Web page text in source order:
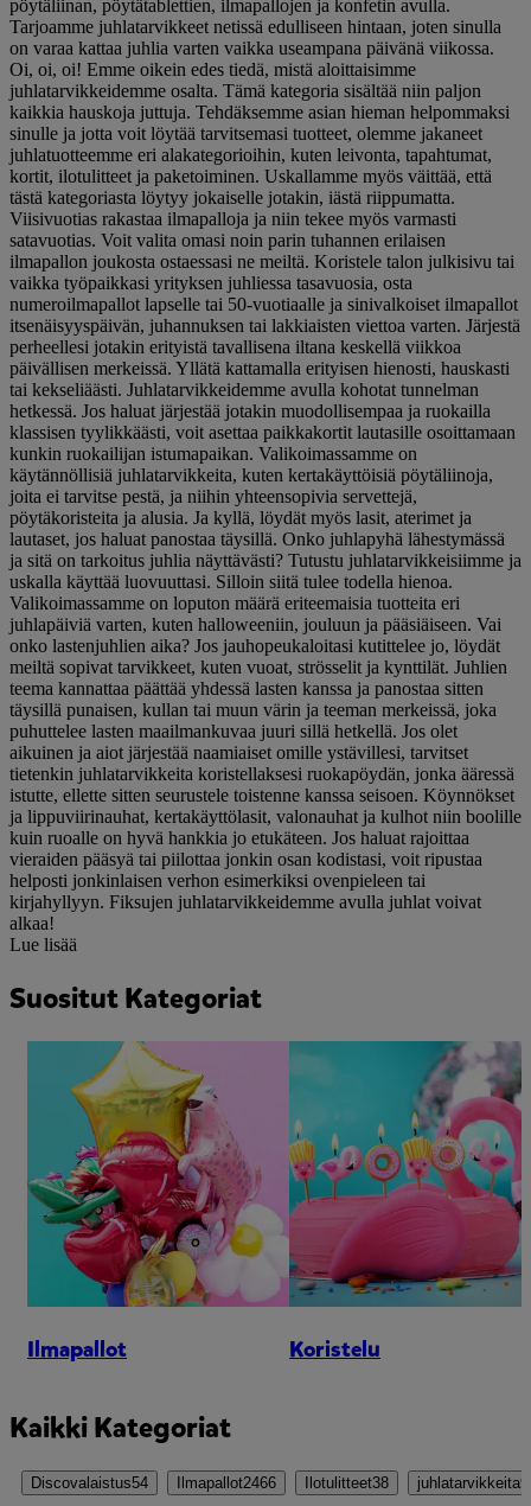
pöytäliinan, pöytätablettien, ilmapallojen ja konfetin avulla.
Tarjoamme juhlatarvikkeet netissä edulliseen hintaan, joten sinulla
on varaa kattaa juhlia varten vaikka useampana päivänä viikossa.
Oi, oi, oi! Emme oikein edes tiedä, mistä aloittaisimme
juhlatarvikkeidemme osalta. Tämä kategoria sisältää niin paljon
kaikkia hauskoja juttuja. Tehdäksemme asian hieman helpommaksi
sinulle ja jotta voit löytää tarvitsemasi tuotteet, olemme jakaneet
juhlatuotteemme eri alakategorioihin, kuten leivonta, tapahtumat,
kortit, ilotulitteet ja paketoiminen. Uskallamme myös väittää, että
tästä kategoriasta löytyy jokaiselle jotakin, iästä riippumatta.
Viisivuotias rakastaa ilmapalloja ja niin tekee myös varmasti
satavuotias. Voit valita omasi noin parin tuhannen erilaisen
ilmapallon joukosta ostaessasi ne meiltä. Koristele talon julkisivu tai
vaikka työpaikkasi yrityksen juhliessa tasavuosia, osta
numeroilmapallot lapselle tai 50-vuotiaalle ja sinivalkoiset ilmapallot
itsenäisyyspäivän, juhannuksen tai lakkiaisten viettoa varten. Järjestä
perheellesi jotakin erityistä tavallisena iltana keskellä viikkoa
päivällisen merkeissä. Yllätä kattamalla erityisen hienosti, hauskasti
tai kekseliäästi. Juhlatarvikkeidemme avulla kohotat tunnelman
hetkessä. Jos haluat järjestää jotakin muodollisempaa ja ruokailla
klassisen tyylikkäästi, voit asettaa paikkakortit lautasille osoittamaan
kunkin ruokailijan istumapaikan. Valikoimassamme on
käytännöllisiä juhlatarvikkeita, kuten kertakäyttöisiä pöytäliinoja,
joita ei tarvitse pestä, ja niihin yhteensopivia servettejä,
pöytäkoristeita ja alusia. Ja kyllä, löydät myös lasit, aterimet ja
lautaset, jos haluat panostaa täysillä. Onko juhlapyhä lähestymässä
ja sitä on tarkoitus juhlia näyttävästi? Tutustu juhlatarvikkeisiimme ja
uskalla käyttää luovuuttasi. Silloin siitä tulee todella hienoa.
Valikoimassamme on loputon määrä eriteemaisia tuotteita eri
juhlapäiviä varten, kuten halloweeniin, jouluun ja pääsiäiseen. Vai
onko lastenjuhlien aika? Jos jauhopeukaloitasi kutittelee jo, löydät
meiltä sopivat tarvikkeet, kuten vuoat, strösselit ja kynttilät. Juhlien
teema kannattaa päättää yhdessä lasten kanssa ja panostaa sitten
täysillä punaisen, kullan tai muun värin ja teeman merkeissä, joka
puhuttelee lasten maailmankuvaa juuri sillä hetkellä. Jos olet
aikuinen ja aiot järjestää naamiaiset omille ystävillesi, tarvitset
tietenkin juhlatarvikkeita koristellaksesi ruokapöydän, jonka ääressä
istutte, ellette sitten seurustele toistenne kanssa seisoen. Köynnökset
ja lippuviirinauhat, kertakäyttölasit, valonauhat ja kulhot niin boolille
kuin ruoalle on hyvä hankkia jo etukäteen. Jos haluat rajoittaa
vieraiden pääsyä tai piilottaa jonkin osan kodistasi, voit ripustaa
helposti jonkinlaisen verhon esimerkiksi ovenpieleen tai
kirjahyllyyn. Fiksujen juhlatarvikkeidemme avulla juhlat voivat
alkaa!
Lue lisää
Suositut Kategoriat
Ilmapallot Koristelu
Kaikki Kategoriat
Discovalaistus54 Ilmapallot2466 Ilotulitteet38 juhlatarvikkeita